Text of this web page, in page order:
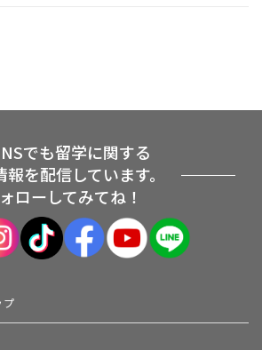
でも留学に関する
報を配信しています。
ローしてみてね！
プ